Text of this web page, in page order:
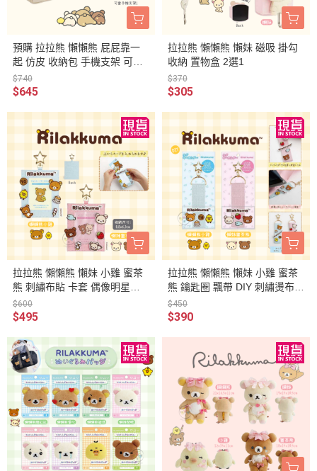
預購 拉拉熊 懶懶熊 屁屁靠一
起 仿皮 收納包 手機支架 可立
式
$740
$645
拉拉熊 懶懶熊 懶妹 磁吸 掛勾
收納 置物盒 2選1
$370
$305
拉拉熊 懶懶熊 懶妹 小雞 蜜茶
熊 刺繡布貼 卡套 偶像明星小
卡 吊飾 2選1
$600
$495
拉拉熊 懶懶熊 懶妹 小雞 蜜茶
熊 鑰匙圈 飄帶 DIY 刺繡燙布貼
2選1
$450
$390